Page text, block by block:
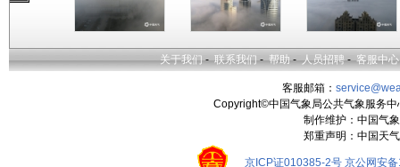
关于我们 - 联系我们 - 帮助 - 人员招聘 - 客服中心
客服邮箱：
Copyright©中国气象局公共气象服务
制作维护：中国气
郑重声明：中国天
京ICP证010385-2号 京公网安